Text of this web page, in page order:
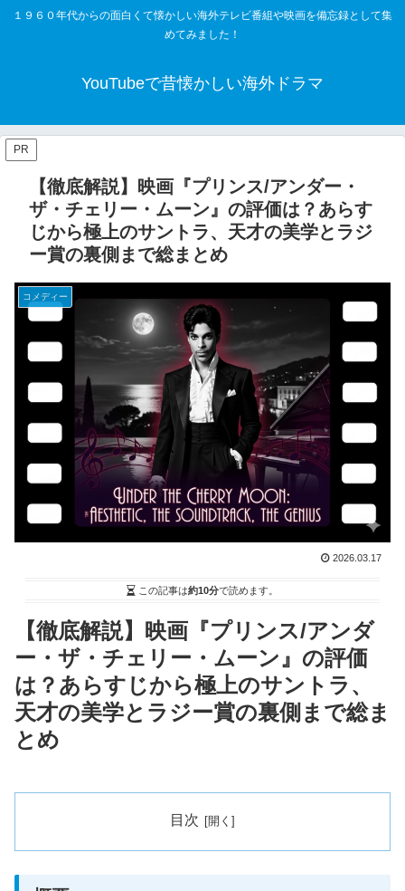
１９６０年代からの面白くて懐かしい海外テレビ番組や映画を備忘録として集
めてみました！
YouTubeで昔懐かしい海外ドラマ
PR
【徹底解説】映画『プリンス/アンダー・
ザ・チェリー・ムーン』の評価は？あらす
じから極上のサントラ、天才の美学とラジ
ー賞の裏側まで総まとめ
コメディー
2026.03.17
この記事は約10分で読めます。
【徹底解説】映画『プリンス/アンダ
ー・ザ・チェリー・ムーン』の評価
は？あらすじから極上のサントラ、
天才の美学とラジー賞の裏側まで総ま
とめ
目次